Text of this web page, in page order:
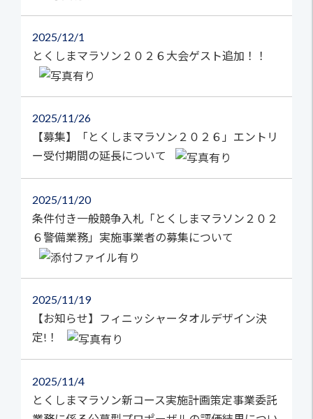
2025 12/1
とくしまマラソン２０２６大会ゲスト追加！！
2025 11/26
【募集】「とくしまマラソン２０２６」エントリ
ー受付期間の延長について
2025 11/20
条件付き一般競争入札「とくしまマラソン２０２
６警備業務」実施事業者の募集について
2025 11/19
【お知らせ】フィニッシャータオルデザイン決
定!！
2025 11/4
とくしまマラソン新コース実施計画策定事業委託